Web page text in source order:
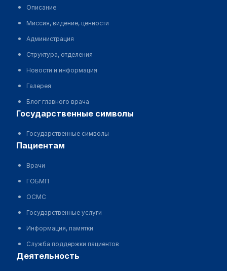
Описание
Миссия, видение, ценности
Администрация
Структура, отделения
Новости и информация
Галерея
Блог главного врача
государственные символы
Государственные символы
пациентам
Врачи
ГОБМП
ОСМС
Государственные услуги
Информация, памятки
Служба поддержки пациентов
деятельность